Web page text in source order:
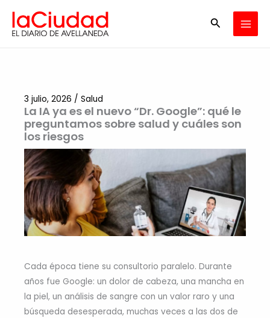
contenido
Buscar
La IA ya es el nuevo “Dr. Google”: qué le
preguntamos sobre salud y cuáles son
los riesgos
3 julio, 2026 / Salud
Cada época tiene su consultorio paralelo. Durante
años fue Google: un dolor de cabeza, una mancha en
la piel, un análisis de sangre con un valor raro y una
búsqueda desesperada, muchas veces a las dos de